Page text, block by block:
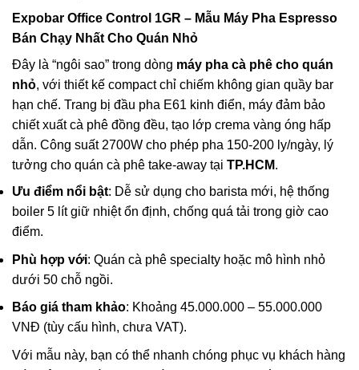
Expobar Office Control 1GR – Mẫu Máy Pha Espresso
Bán Chạy Nhất Cho Quán Nhỏ
Đây là “ngôi sao” trong dòng máy pha cà phê cho quán
nhỏ, với thiết kế compact chỉ chiếm không gian quầy bar
hạn chế. Trang bị đầu pha E61 kinh điển, máy đảm bảo
chiết xuất cà phê đồng đều, tạo lớp crema vàng óng hấp
dẫn. Công suất 2700W cho phép pha 150-200 ly/ngày, lý
tưởng cho quán cà phê take-away tại TP.HCM.
Ưu điểm nổi bật: Dễ sử dụng cho barista mới, hệ thống
boiler 5 lít giữ nhiệt ổn định, chống quá tải trong giờ cao
điểm.
Phù hợp với: Quán cà phê specialty hoặc mô hình nhỏ
dưới 50 chỗ ngồi.
Báo giá tham khảo: Khoảng 45.000.000 – 55.000.000
VNĐ (tùy cấu hình, chưa VAT).
Với mẫu này, bạn có thể nhanh chóng phục vụ khách hàng